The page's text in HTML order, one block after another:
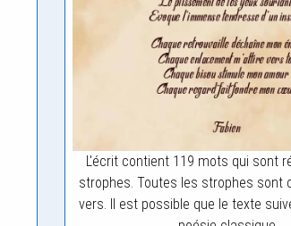
L'écrit contient 119 mots qui sont
strophes. Toutes les strophes sont
vers. Il est possible que le texte